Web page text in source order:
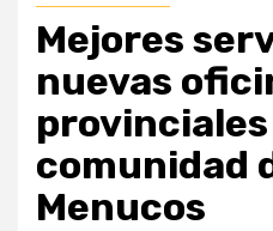
Mejores
nuevas
comunidad
Menucos